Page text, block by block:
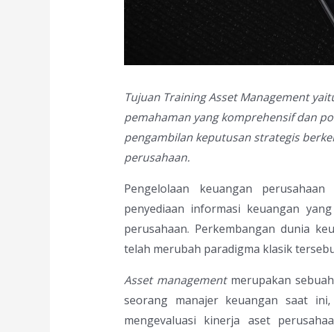
Tujuan Training Asset Management
pemahaman yang komprehensif dan
pengambilan keputusan strategis
perusahaan.
Pengelolaan keuangan
penyediaan informasi keuangan
perusahaan. Perkembangan dunia
telah merubah paradigma klasik
Asset managementmerupakan
seorang manajer keuangan saat
mengevaluasi kinerja aset